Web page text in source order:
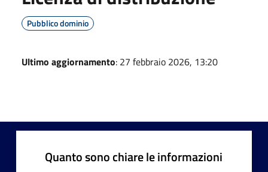
Pubblico dominio
Ultimo aggiornamento: 27 febbraio 2026, 13:20
Quanto sono chiare le informazioni